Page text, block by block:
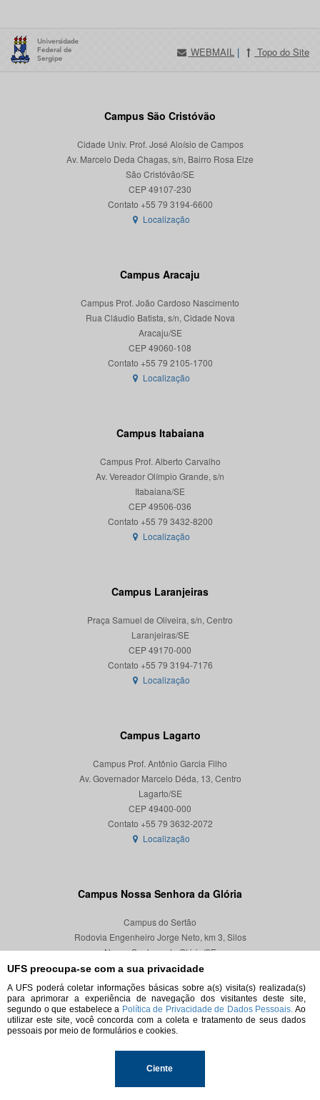
UFS preocupa-se com a sua privacidade
A UFS poderá coletar informações básicas sobre a(s) visita(s) realizada(s)
para aprimorar a experiência de navegação dos visitantes deste site,
segundo o que estabelece a Política de Privacidade de Dados Pessoais. Ao
utilizar este site, você concorda com a coleta e tratamento de seus dados
pessoais por meio de formulários e cookies.
Ciente
WEBMAIL | Topo do Site
Campus São Cristóvão
Cidade Univ. Prof. José Aloísio de Campos
Av. Marcelo Deda Chagas, s/n, Bairro Rosa Elze
São Cristóvão/SE
CEP 49107-230
Localização
Campus Aracaju
Campus Prof. João Cardoso Nascimento
Rua Cláudio Batista, s/n, Cidade Nova
Aracaju/SE
CEP 49060-108
Localização
Campus Itabaiana
Campus Prof. Alberto Carvalho
Av. Vereador Olímpio Grande, s/n
Itabaiana/SE
CEP 49506-036
Localização
Campus Laranjeiras
Praça Samuel de Oliveira, s/n, Centro
Laranjeiras/SE
CEP 49170-000
Localização
Campus Lagarto
Campus Prof. Antônio Garcia Filho
Av. Governador Marcelo Déda, 13, Centro
Lagarto/SE
CEP 49400-000
Localização
Campus Nossa Senhora da Glória
Campus do Sertão
Rodovia Engenheiro Jorge Neto, km 3, Silos
Nossa Senhora da Glória/SE
CEP 49680-000
Localização
© 2026. Todos os direitos reservados.
Universidade Federal de Sergipe.